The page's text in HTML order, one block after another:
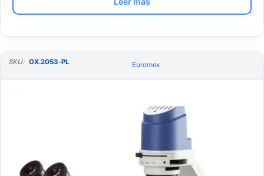
SKU: OX.2053-PL Euromex